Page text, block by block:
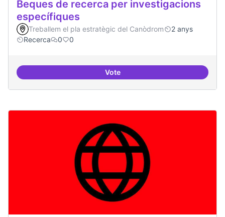
Beques de recerca per investigacions
específiques
Treballem el pla estratègic del Canòdrom
2 anys
Recerca
0 0
VoteBeques de recerca per